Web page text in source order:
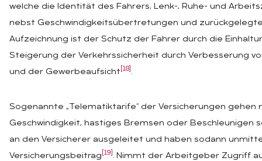
welche die Identität des Fahrers, Lenk-, Ruhe- und
nebst Geschwindigkeitsübertretungen und
Aufzeichnung ist der Schutz der Fahrer durch die
Steigerung der Verkehrssicherheit durch Verbesserung
und der Gewerbeaufsicht [18] .
Sogenannte „Telematiktarife“ der Versicherungen
Geschwindigkeit, hastiges Bremsen oder Beschleunigen
an den Versicherer ausgeleitet und haben sodann
Versicherungsbeitrag [19] . Nimmt der Arbeitgeber Zugriff